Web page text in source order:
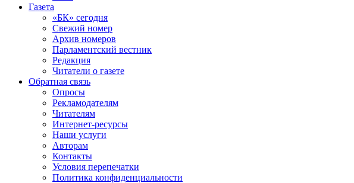
Газета
«БК» сегодня
Свежий номер
Архив номеров
Парламентский вестник
Редакция
Читатели о газете
Обратная связь
Опросы
Рекламодателям
Читателям
Интернет-ресурсы
Наши услуги
Авторам
Контакты
Условия перепечатки
Политика конфиденциальности